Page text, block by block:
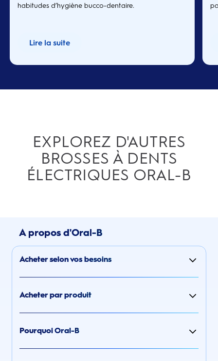
habitudes d’hygiène bucco-dentaire.
Lire la suite
EXPLOREZ D'AUTRES
BROSSES À DENTS
ÉLECTRIQUES ORAL-B
A propos d'Oral-B
Acheter selon vos besoins
Acheter par produit
Pourquoi Oral-B